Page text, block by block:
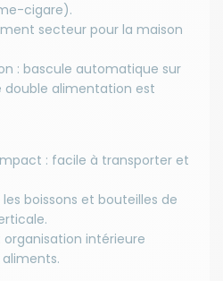
cigare).
secteur pour la maison
: bascule automatique sur
double alimentation est
: facile à transporter et
boissons et bouteilles de
organisation intérieure